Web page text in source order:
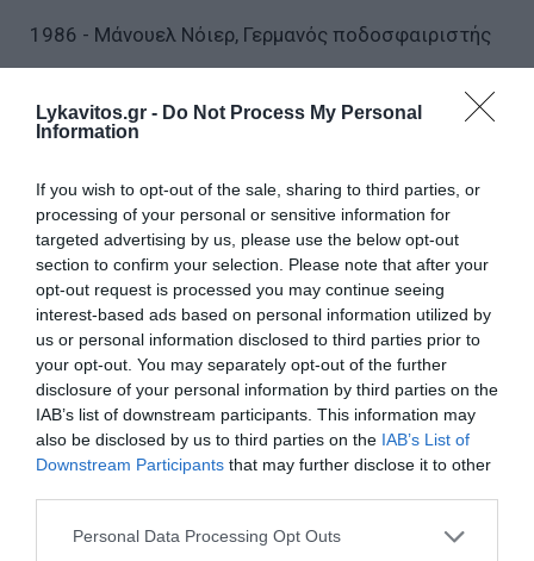
Lykavitos.gr - Do Not Process My Personal
Information
If you wish to opt-out of the sale, sharing to third parties, or
processing of your personal or sensitive information for
targeted advertising by us, please use the below opt-out
section to confirm your selection. Please note that after your
opt-out request is processed you may continue seeing
interest-based ads based on personal information utilized by
us or personal information disclosed to third parties prior to
your opt-out. You may separately opt-out of the further
disclosure of your personal information by third parties on the
IAB’s list of downstream participants. This information may
also be disclosed by us to third parties on the IAB’s List of
Downstream Participants that may further disclose it to other
Please note that this website/app uses one or more Google
Personal Data Processing Opt Outs
1986 - Μάνουελ Νόιερ, Γερμανός ποδοσφαιριστής
1987 - Πωλίνα Γκαγκάρινα, Ρωσίδα τραγουδίστρια,
ηθοποιός και μοντέλο
1990 - Κίμπρα, Νεοζηλανδή τραγουδοποιός
1990 - Νικολά Ν'Κουλού, Καμερουνέζος
ποδοσφαιριστής
1998 -Γιάννης Μπουζούκης, Έλληνας
ποδοσφαιριστής
2004 - Αμίρα Βιλιχάγκεν, Ολλανδή τραγουδίστρια
965 - Αρνούλφος Α΄, κόμης της Φλάνδρας